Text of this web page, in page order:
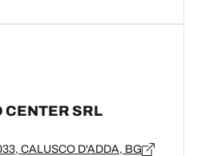
CENTER SRL
CALUSCO D'ADDA, BG